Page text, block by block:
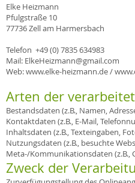
Elke Heizmann
Pfulgstraße 10
77736 Zell am Harmersbach
Telefon +49 (0) 7835 634983
Mail: ElkeHeizmann@gmail.com
Web:www.elke-heizmann.de/
Arten der
Bestandsdaten (z.B., Namen,
Kontaktdaten (z.B., E-Mail,
Inhaltsdaten (z.B., Texteingaben,
Nutzungsdaten (z.B., besuchte
Meta-/Kommunikationsdaten (z.B.,
Zweck der